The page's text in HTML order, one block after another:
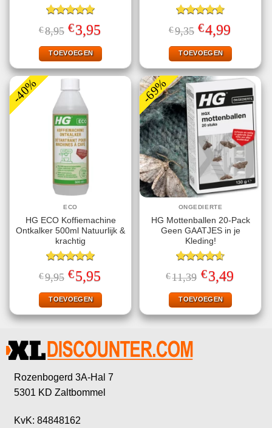
Gewaardeerd
5.00uit 5
€8,95 Oorspronkelijke
prijs
was:
€8,95.
€3,95
is:
€3,95.
TOEVOEGEN
Gewaardeerd
4.70uit 5
€9,35 Oorspronkelijke
prijs
was:
€9,35.
€4,99
is:
€4,99.
TOEVOEGEN
-40%
ECO
HG ECO Koffiemachine
Ontkalker 500ml Natuurlijk &
krachtig
Gewaardeerd
5.00uit 5
€9,95 Oorspronkelijke
prijs
was:
€9,95.
€5,95
is:
€5,95.
TOEVOEGEN
-69%
ONGEDIERTE
HG Mottenballen 20-Pack
Geen GAATJES in je
Kleding!
Gewaardeerd
4.63uit 5
€11,39 Oorspronkelijke
prijs
was:
€11,39.
€3,49Huidige
prijs
TOEVOEGEN
Rozenbogerd 3A-Hal 7
5301 KD Zaltbommel
KvK: 84848162